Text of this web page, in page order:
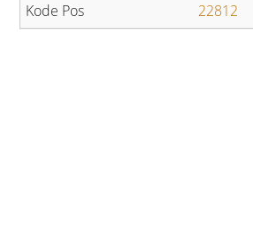
22812